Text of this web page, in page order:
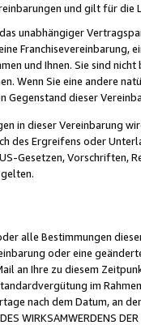
und gilt für die
unabhängiger
Franchisevereinbarung,
und Ihnen. Sie sind
Wenn Sie eine andere
Gegenstand dieser
in dieser Vereinbarung
des Ergreifens oder
Gesetzen, Vorschriften,
alle Bestimmungen
oder eine
an Ihre zu diesem
im
nach dem Datum, an
WIRKSAMWERDENS